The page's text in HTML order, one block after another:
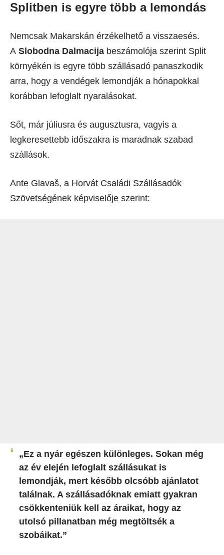
Splitben is egyre több a lemondás
Nemcsak Makarskán érzékelhető a visszaesés.
A Slobodna Dalmacija beszámolója szerint Split
környékén is egyre több szállásadó panaszkodik
arra, hogy a vendégek lemondják a hónapokkal
korábban lefoglalt nyaralásokat.
Sőt, már júliusra és augusztusra, vagyis a
legkeresettebb időszakra is maradnak szabad
szállások.
Ante Glavaš, a Horvát Családi Szállásadók
Szövetségének képviselője szerint:
„Ez a nyár egészen különleges. Sokan még
az év elején lefoglalt szállásukat is
lemondják, mert később olcsóbb ajánlatot
találnak. A szállásadóknak emiatt gyakran
csökkenteniük kell az áraikat, hogy az
utolsó pillanatban még megtöltsék a
szobáikat.”